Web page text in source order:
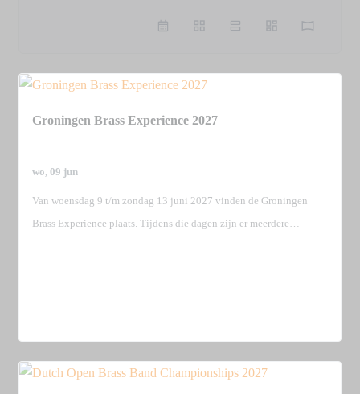
Groningen Brass Experience 2027
wo, 09 jun
Van woensdag 9 t/m zondag 13 juni 2027 vinden de Groningen
Brass Experience plaats. Tijdens die dagen zijn er meerdere…
Meer Informatie